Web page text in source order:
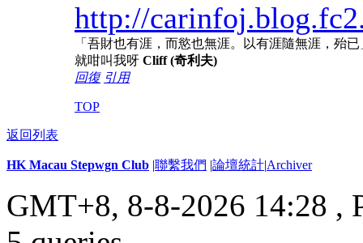
http://
「吾財也有涯，而慾也無涯。以有涯隨無涯，殆已
就咁叫我呀 Cliff (奇利夫)
回復 引用
TOP
返回列表
HK Macau Stepwgn Club |聯繫我們 |論壇統計|Archiver
GMT+8, 8-8-2026 14:28 ,